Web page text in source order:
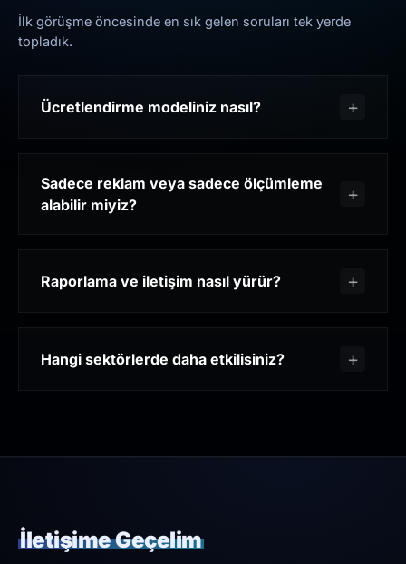
İlk görüşme öncesinde en sık gelen soruları tek yerde
topladık.
Ücretlendirme modeliniz nasıl?
Sadece reklam veya sadece ölçümleme
alabilir miyiz?
Raporlama ve iletişim nasıl yürür?
Hangi sektörlerde daha etkilisiniz?
İletişime Geçelim